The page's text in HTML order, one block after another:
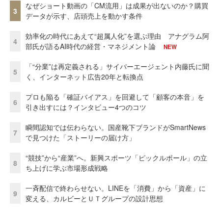
3
なぜショート動画の「CM流用」は成果が出ないのか？購買
データが示す、店頭売上を動かす条件
4
効率化の時代にあえて“超属人化”を選ぶ理由 アナグラム阿
部氏が語るAI時代の経営・マネジメント論
NEW
5
「“分業”は再定義される」サイバーエージェント内藤氏に聞
く、インターネット広告20年と転換点
6
プロも陥る「確証バイアス」を回避して「顧客の本音」を
引き出すには？インタビュー4つのコツ
7
瞬間認知では伝わらない。国産靴下ブランドがSmartNews
で見つけた「ストーリーの届け方」
8
“競技”から“産業”へ。新興スポーツ「ピックルボール」の立
ち上げに学ぶ市場形成戦略
9
一斉配信で終わらせない。LINEを「消費」から「資産」に
変える、カルビーとＵＴグループの設計思想